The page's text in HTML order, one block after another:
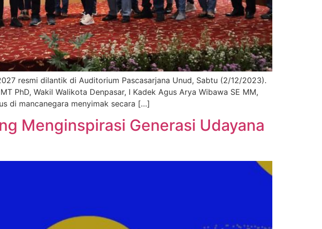
resmi dilantik di Auditorium Pascasarjana Unud, Sabtu (2/12/2023).
PhD, Wakil Walikota Denpasar, I Kadek Agus Arya Wibawa SE MM,
di mancanegara menyimak secara […]
Menginspirasi Generasi Udayana